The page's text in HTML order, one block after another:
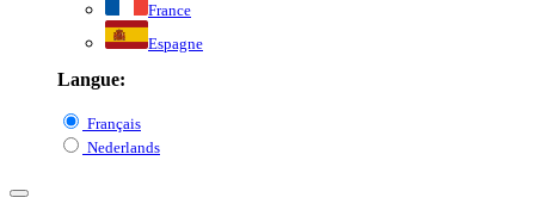
France
Espagne
Langue:
Français
Nederlands